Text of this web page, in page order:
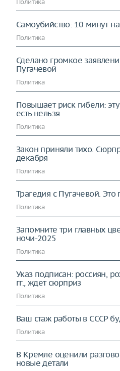
Политика
Самоубийство: 10 минут
Политика
Сделано громкое
Пугачевой
Политика
Повышает риск гибели:
есть нельзя
Политика
Закон приняли тихо.
декабря
Политика
Трагедия с Пугачевой.
Политика
Запомните три главных
ночи-2025
Политика
Указ подписан: россиян,
гг., ждет сюрприз
Политика
Ваш стаж работы в СССР
Политика
В Кремле оценили
новые детали